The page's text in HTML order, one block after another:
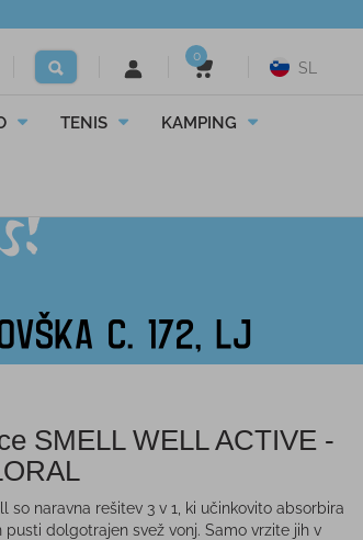
0
SL
TENIS KAMPING
SMELL WELL ACTIVE -
so naravna rešitev 3 v 1, ki učinkovito absorbira
pusti dolgotrajen svež vonj. Samo vrzite jih v